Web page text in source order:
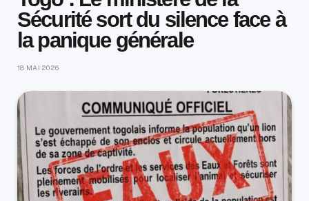
Sécurité sort du silence face à
la panique générale
18 MAI 2026